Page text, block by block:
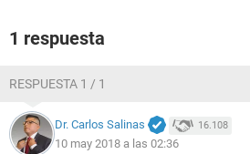
1 respuesta
RESPUESTA 1 / 1
Dr. Carlos Salinas 16.108
10 may 2018 a las 02:36